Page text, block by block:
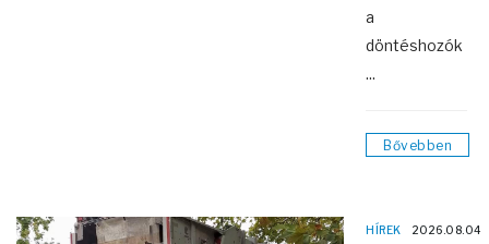
a
döntéshozók
...
Bővebben
HÍREK 2026.08.04